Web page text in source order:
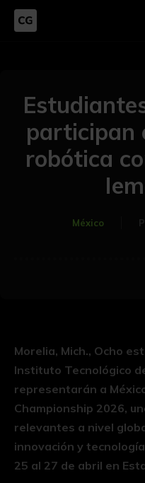
participan
robótica
México
Morelia, Mich., Ocho
Instituto Tecnológico
representarán a
Championship 2026,
relevantes a nivel
innovación y
25 al 27 de abril en